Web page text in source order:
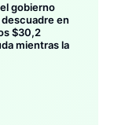
gobierno
en
$30,2
mientras la